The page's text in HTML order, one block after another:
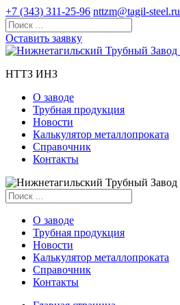
+7 (343) 311-25-96 nttzm@tagil-steel.ru
Оставить заявку
НТТЗ ИНЗ
О заводе
Трубная продукция
Новости
Калькулятор металлопроката
Справочник
Контакты
О заводе
Трубная продукция
Новости
Калькулятор металлопроката
Справочник
Контакты